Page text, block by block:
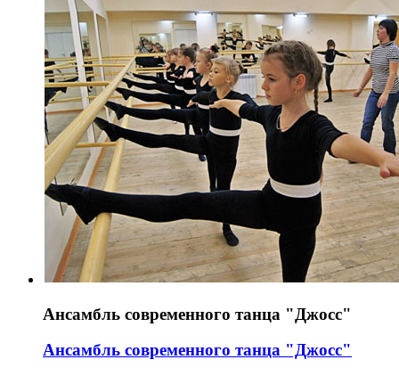
Ансамбль современного танца "Джосс"
Ансамбль современного танца "Джосс"